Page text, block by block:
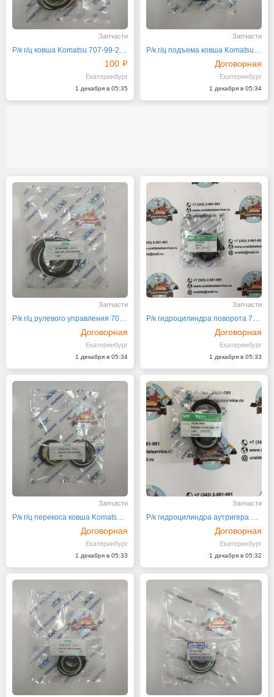
Запчасти
100
Екатеринбург
1 декабря в 05:35
Запчасти
Договорная
Екатеринбург
1 декабря в 05:34
Запчасти
Договорная
Екатеринбург
1 декабря в 05:34
Запчасти
Договорная
Екатеринбург
1 декабря в 05:33
Запчасти
Договорная
Екатеринбург
1 декабря в 05:33
Запчасти
Договорная
Екатеринбург
1 декабря в 05:32